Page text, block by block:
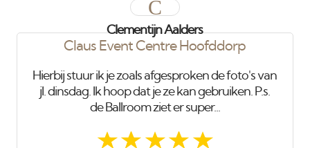
C
Clementijn Aalders
Claus Event Centre Hoofddorp
Hierbij stuur ik je zoals afgesproken de foto's van
jl. dinsdag. Ik hoop dat je ze kan gebruiken. P.s.
de Ballroom ziet er super...